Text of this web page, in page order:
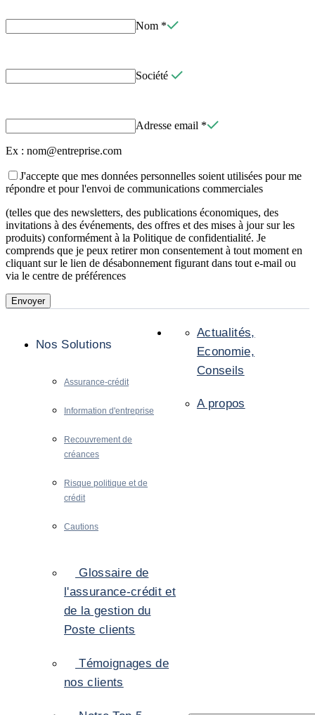
Nom *
Société
Adresse email *
Ex : nom@entreprise.com
J'accepte que mes données personnelles soient utilisées pour me
répondre et pour l'envoi de communications commerciales
(telles que des newsletters, des publications économiques, des
invitations à des événements, des offres et des mises à jour sur les
produits) conformément à la Politique de confidentialité. Je
comprends que je peux retirer mon consentement à tout moment en
cliquant sur le lien de désabonnement figurant dans tout e-mail ou
via le centre de préférences
Envoyer
Nos Solutions
Assurance-crédit
Information d'entreprise
Recouvrement de
créances
Risque politique et de
crédit
Cautions
Actualités,
Economie,
Conseils
A propos
Glossaire de
l'assurance-crédit et
de la gestion du
Poste clients
Témoignages de
nos clients